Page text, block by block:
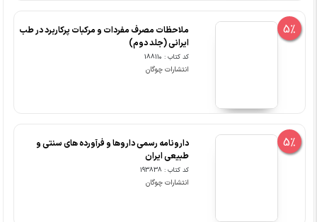
5%
ملاحظات مصرف مفردات و مرکبات پرکاربرد در طب
ایرانی (جلد دوم)
کد کتاب : 188110
انتشارات چوگان
5%
دارونامه رسمی داروها و فرآورده های سنتی و
طبیعی ایران
کد کتاب : 193838
انتشارات چوگان